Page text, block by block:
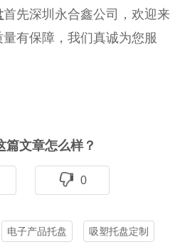
首先深圳永合鑫公司，欢迎来
有保障，我们真诚为您服
篇文章怎么样？
0
电子产品托盘 吸塑托盘定制